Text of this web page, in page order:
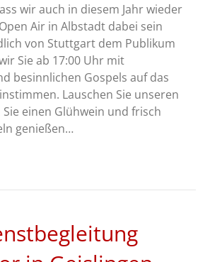
wir auch in diesem Jahr wieder
Air in Albstadt dabei sein
von Stuttgart dem Publikum
Sie ab 17:00 Uhr mit
besinnlichen Gospels auf das
Lauschen Sie unseren
einen Glühwein und frisch
genießen…